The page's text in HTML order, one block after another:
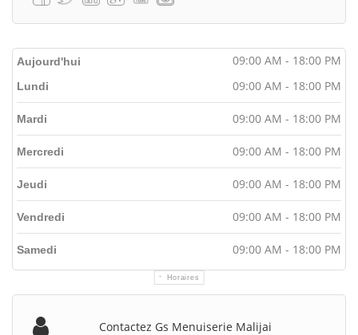
Aujourd'hui 09:00 AM - 18:00 PM
Horaires
Lundi 09:00 AM - 18:00 PM
Mardi 09:00 AM - 18:00 PM
Mercredi 09:00 AM - 18:00 PM
Jeudi 09:00 AM - 18:00 PM
Vendredi 09:00 AM - 18:00 PM
Samedi 09:00 AM - 18:00 PM
Contactez Gs Menuiserie Malijai